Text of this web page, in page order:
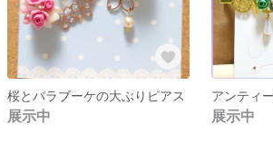
桜とバラブーケの大ぶりピアス
展示中 展示中